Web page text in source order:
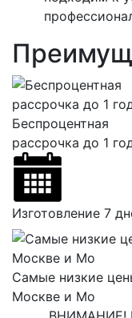
Беспроцентная
рассрочка до 1
Изготовление 7
Самые низкие
Москве и Мо